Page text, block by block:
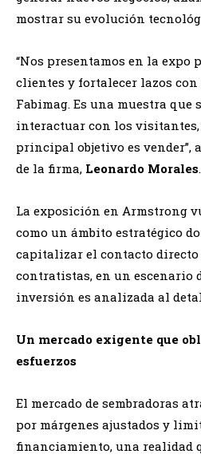
mostrar su evolución
“Nos presentamos en la expo
clientes y fortalecer lazos
Fabimag. Es una muestra que
interactuar con los visitantes,
principal objetivo es vender”,
de la firma, Leonardo Morales.
La exposición en Armstrong
como un ámbito estratégico
capitalizar el contacto directo
contratistas, en un escenario
inversión es analizada al
Un mercado exigente que
esfuerzos
El mercado de sembradoras
por márgenes ajustados y
financiamiento, una realidad